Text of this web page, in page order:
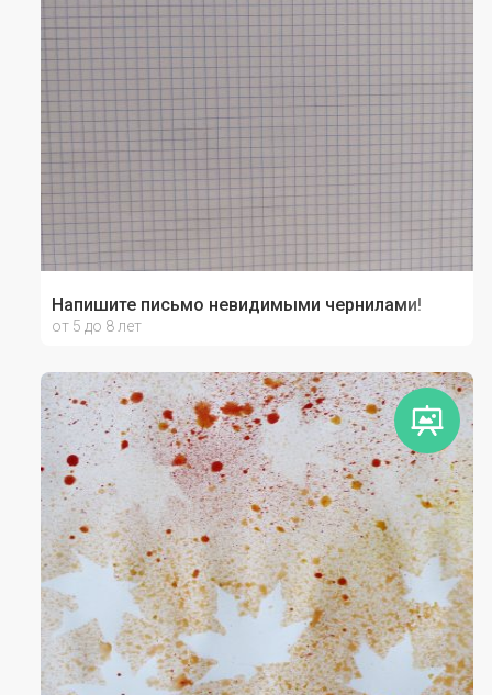
Напишите письмо невидимыми чернилами!
от 5 до 8 лет